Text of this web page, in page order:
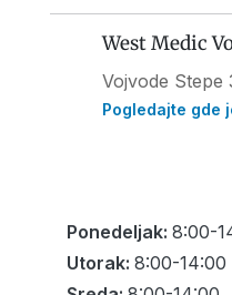
West Medic
Vojvode Stepe
Pogledajte gde
Ponedeljak: 8:00-
Utorak: 8:00-14:00